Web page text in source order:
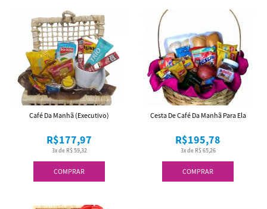
COMPRAR
3x de R$ 59,32
R$177,97
Café Da Manhã (Executivo)
COMPRAR
3x de R$ 65,26
R$195,78
Cesta De Café Da Manhã Para Ela